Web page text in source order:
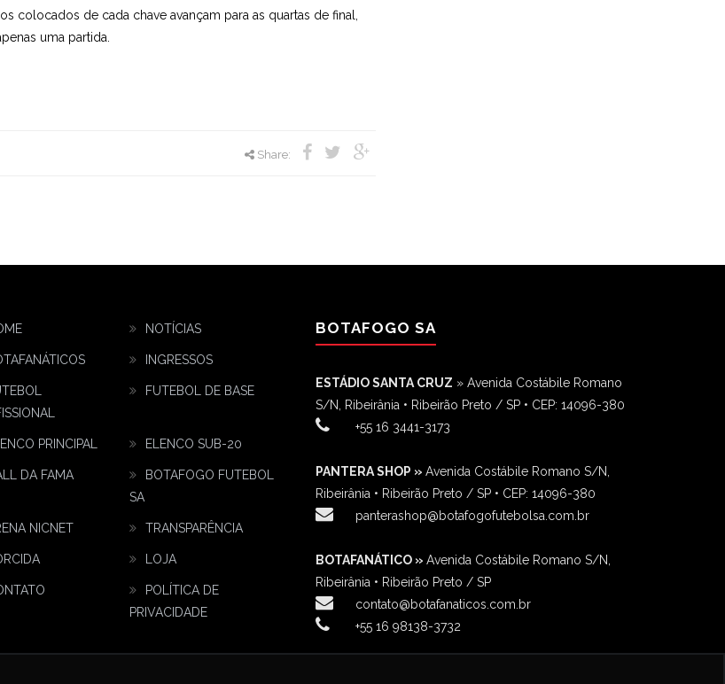
de cada chave avançam para as quartas de final,
uma partida.
Share:
NOTÍCIAS
INGRESSOS
FUTEBOL DE BASE
PRINCIPAL ELENCO SUB-20
DA FAMA
BOTAFOGO FUTEBOL
SA
NICNET TRANSPARÊNCIA
LOJA
POLÍTICA DE
PRIVACIDADE
BOTAFOGO SA
ESTÁDIO SANTA CRUZ » Avenida Costábile Romano
S/N, Ribeirânia • Ribeirão Preto / SP • CEP: 14096-380
‎+55 16 3441-3173
PANTERA SHOP » Avenida Costábile Romano S/N,
Ribeirânia • Ribeirão Preto / SP • CEP: 14096-380
panterashop@botafogofutebolsa.com.br
BOTAFANÁTICO » Avenida Costábile Romano S/N,
Ribeirânia • Ribeirão Preto / SP
contato@botafanaticos.com.br
+55 16 98138-3732